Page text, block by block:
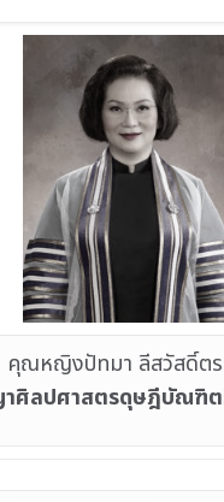
คุณหญิงปัทมา ลีสวัสดิ์ตร
ศิลปศาสตรดุษฎีบัณฑิ